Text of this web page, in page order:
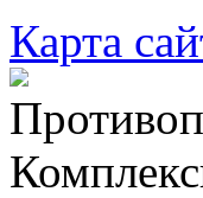
Карта